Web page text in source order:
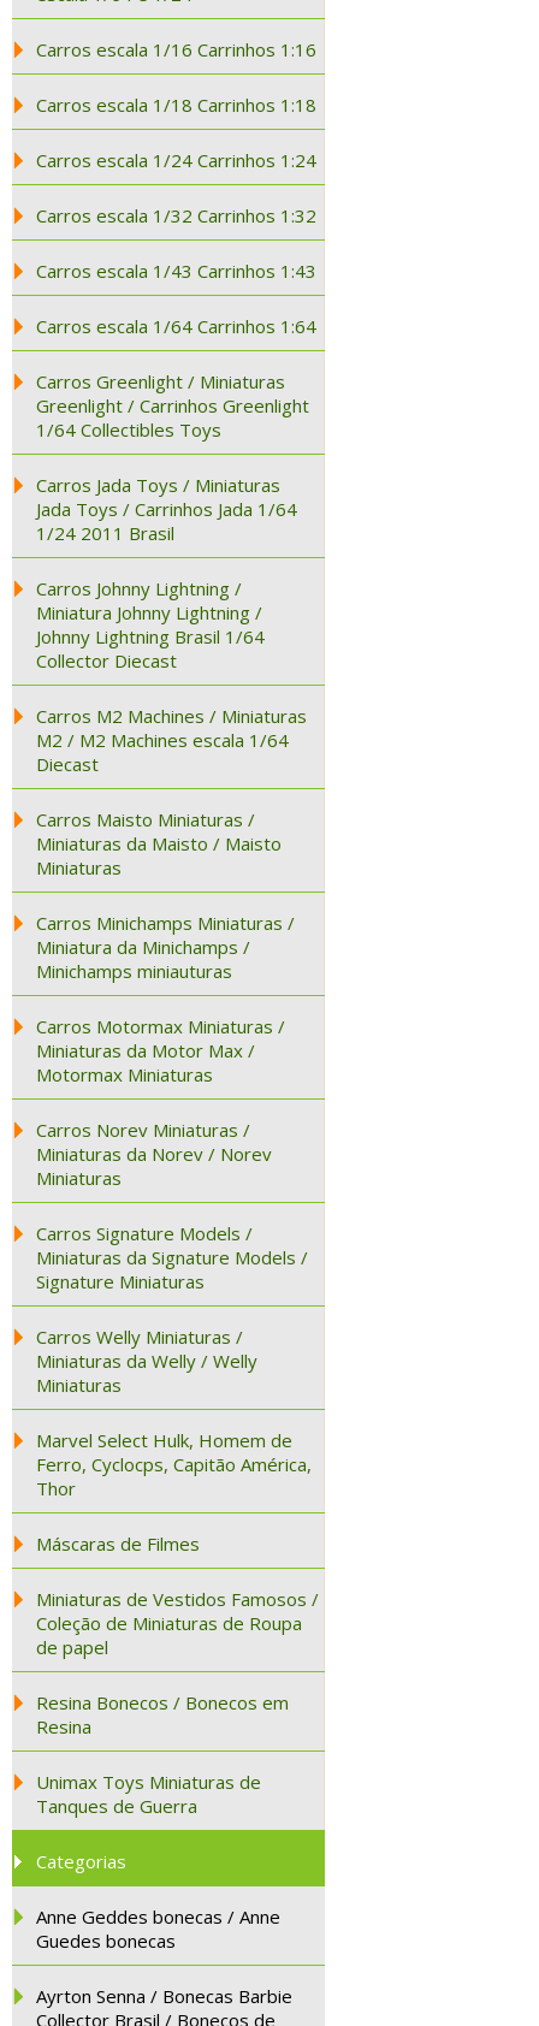
Carros escala 1/16 Carrinhos 1:16
Carros escala 1/18 Carrinhos 1:18
Carros escala 1/24 Carrinhos 1:24
Carros escala 1/32 Carrinhos 1:32
Carros escala 1/43 Carrinhos 1:43
Carros escala 1/64 Carrinhos 1:64
Carros Greenlight / Miniaturas
Greenlight / Carrinhos Greenlight
1/64 Collectibles Toys
Carros Jada Toys / Miniaturas
Jada Toys / Carrinhos Jada 1/64
1/24 2011 Brasil
Carros Johnny Lightning /
Miniatura Johnny Lightning /
Johnny Lightning Brasil 1/64
Collector Diecast
Carros M2 Machines / Miniaturas
M2 / M2 Machines escala 1/64
Diecast
Carros Maisto Miniaturas /
Miniaturas da Maisto / Maisto
Miniaturas
Carros Minichamps Miniaturas /
Miniatura da Minichamps /
Minichamps miniauturas
Carros Motormax Miniaturas /
Miniaturas da Motor Max /
Motormax Miniaturas
Carros Norev Miniaturas /
Miniaturas da Norev / Norev
Miniaturas
Carros Signature Models /
Miniaturas da Signature Models /
Signature Miniaturas
Carros Welly Miniaturas /
Miniaturas da Welly / Welly
Miniaturas
Marvel Select Hulk, Homem de
Ferro, Cyclocps, Capitão América,
Thor
Máscaras de Filmes
Miniaturas de Vestidos Famosos /
Coleção de Miniaturas de Roupa
de papel
Resina Bonecos / Bonecos em
Resina
Unimax Toys Miniaturas de
Tanques de Guerra
Categorias
Anne Geddes bonecas / Anne
Guedes bonecas
Ayrton Senna / Bonecas Barbie
Collector Brasil / Bonecos de